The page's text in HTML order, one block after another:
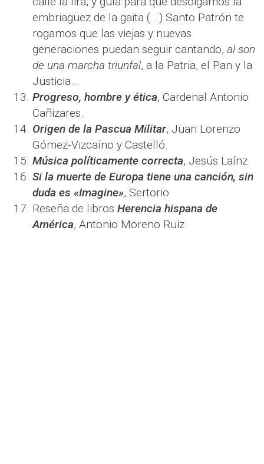
embriaguez de la gaita (...) Santo Patrón te
rogamos que las viejas y nuevas
generaciones puedan seguir cantando, al son
de una marcha triunfal, a la Patria, el Pan y la
Justicia...
Progreso, hombre y ética, Cardenal Antonio
Cañizares.
Origen de la Pascua Militar, Juan Lorenzo
Gómez-Vizcaíno y Castelló.
Música políticamente correcta, Jesús Laínz.
Si la muerte de Europa tiene una canción, sin
duda es «Imagine», Sertorio
Reseña de libros Herencia hispana de
América, Antonio Moreno Ruiz